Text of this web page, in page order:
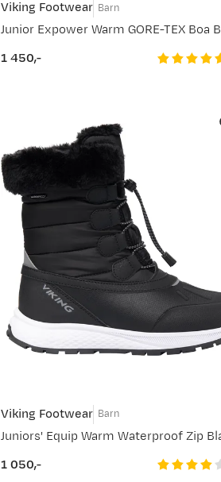
Viking Footwear Barn
Junior Expower Warm GORE-TEX Boa
price
1 450,-
Viking Footwear Barn
price
1 050,-